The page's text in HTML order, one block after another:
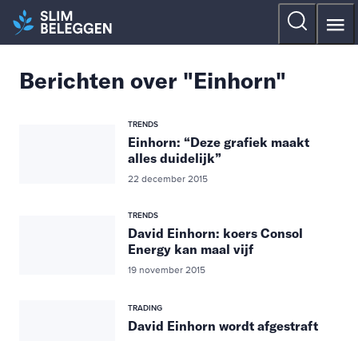
Berichten over "Einhorn"
TRENDS
Einhorn: “Deze grafiek maakt
alles duidelijk”
22 december 2015
TRENDS
David Einhorn: koers Consol
Energy kan maal vijf
19 november 2015
TRADING
David Einhorn wordt afgestraft